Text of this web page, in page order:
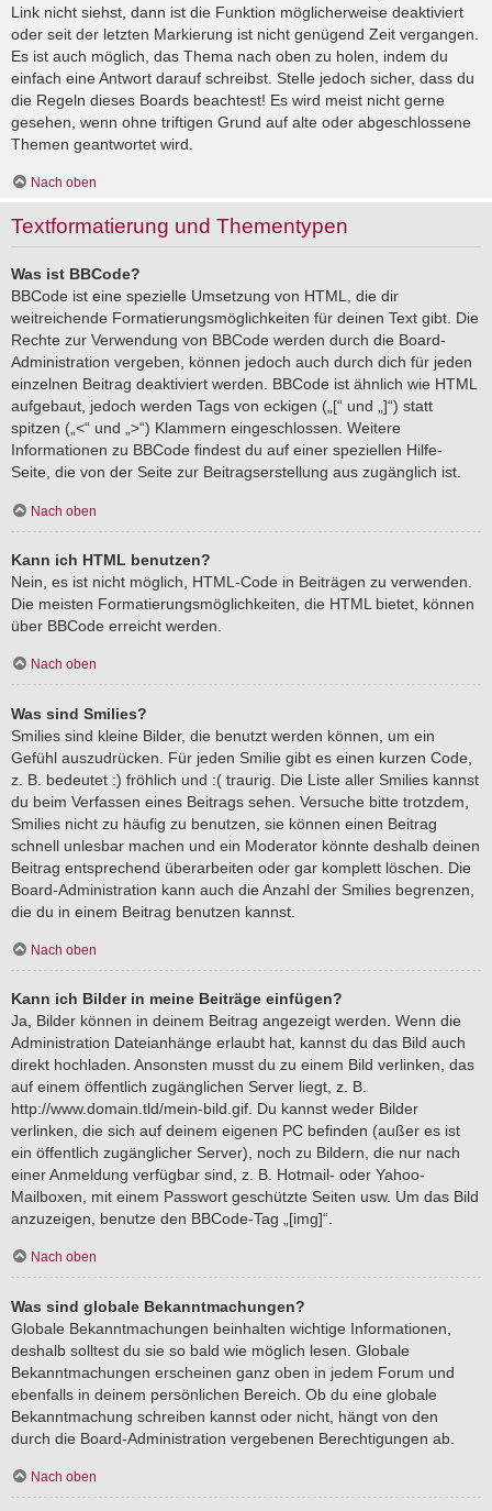
Link nicht siehst, dann ist die Funktion möglicherweise deaktiviert
oder seit der letzten Markierung ist nicht genügend Zeit vergangen.
Es ist auch möglich, das Thema nach oben zu holen, indem du
einfach eine Antwort darauf schreibst. Stelle jedoch sicher, dass du
die Regeln dieses Boards beachtest! Es wird meist nicht gerne
gesehen, wenn ohne triftigen Grund auf alte oder abgeschlossene
Themen geantwortet wird.
Nach oben
Textformatierung und Thementypen
Was ist BBCode?
BBCode ist eine spezielle Umsetzung von HTML, die dir
weitreichende Formatierungsmöglichkeiten für deinen Text gibt. Die
Rechte zur Verwendung von BBCode werden durch die Board-
Administration vergeben, können jedoch auch durch dich für jeden
einzelnen Beitrag deaktiviert werden. BBCode ist ähnlich wie HTML
aufgebaut, jedoch werden Tags von eckigen („[“ und „]“) statt
spitzen („<“ und „>“) Klammern eingeschlossen. Weitere
Informationen zu BBCode findest du auf einer speziellen Hilfe-
Seite, die von der Seite zur Beitragserstellung aus zugänglich ist.
Nach oben
Kann ich HTML benutzen?
Nein, es ist nicht möglich, HTML-Code in Beiträgen zu verwenden.
Die meisten Formatierungsmöglichkeiten, die HTML bietet, können
über BBCode erreicht werden.
Nach oben
Was sind Smilies?
Smilies sind kleine Bilder, die benutzt werden können, um ein
Gefühl auszudrücken. Für jeden Smilie gibt es einen kurzen Code,
z. B. bedeutet :) fröhlich und :( traurig. Die Liste aller Smilies kannst
du beim Verfassen eines Beitrags sehen. Versuche bitte trotzdem,
Smilies nicht zu häufig zu benutzen, sie können einen Beitrag
schnell unlesbar machen und ein Moderator könnte deshalb deinen
Beitrag entsprechend überarbeiten oder gar komplett löschen. Die
Board-Administration kann auch die Anzahl der Smilies begrenzen,
die du in einem Beitrag benutzen kannst.
Nach oben
Kann ich Bilder in meine Beiträge einfügen?
Ja, Bilder können in deinem Beitrag angezeigt werden. Wenn die
Administration Dateianhänge erlaubt hat, kannst du das Bild auch
direkt hochladen. Ansonsten musst du zu einem Bild verlinken, das
auf einem öffentlich zugänglichen Server liegt, z. B.
http://www.domain.tld/mein-bild.gif. Du kannst weder Bilder
verlinken, die sich auf deinem eigenen PC befinden (außer es ist
ein öffentlich zugänglicher Server), noch zu Bildern, die nur nach
einer Anmeldung verfügbar sind, z. B. Hotmail- oder Yahoo-
Mailboxen, mit einem Passwort geschützte Seiten usw. Um das Bild
anzuzeigen, benutze den BBCode-Tag „[img]“.
Nach oben
Was sind globale Bekanntmachungen?
Globale Bekanntmachungen beinhalten wichtige Informationen,
deshalb solltest du sie so bald wie möglich lesen. Globale
Bekanntmachungen erscheinen ganz oben in jedem Forum und
ebenfalls in deinem persönlichen Bereich. Ob du eine globale
Bekanntmachung schreiben kannst oder nicht, hängt von den
durch die Board-Administration vergebenen Berechtigungen ab.
Nach oben